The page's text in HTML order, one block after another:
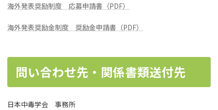
海外発表奨励制度 応募申請書（PDF）
海外発表奨励金制度 奨励金申請書（PDF）
問い合わせ先・関係書類送付先
日本中毒学会 事務所